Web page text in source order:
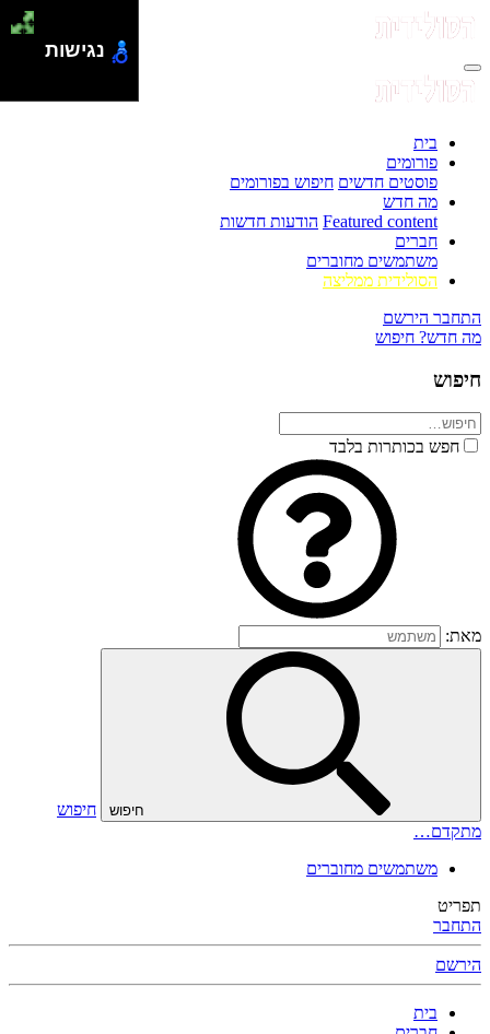
בית
פורומים
פוסטים חדשים חיפוש בפורומים
מה חדש
Featured content הודעות חדשות
חברים
משתמשים מחוברים
הסולידית ממליצה
התחבר הירשם
מה חדש? חיפוש
חיפוש
חפש בכותרות בלבד
מאת:
חיפוש
חיפוש
מתקדם…
משתמשים מחוברים
תפריט
התחבר
הירשם
בית
נגישות